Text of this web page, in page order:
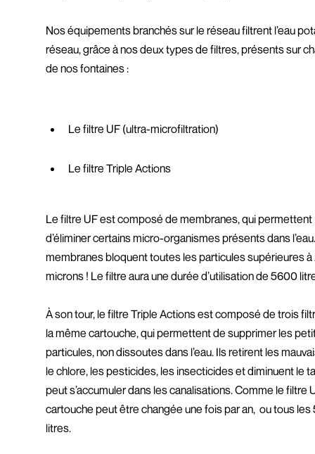
Nos équipements branchés sur le réseau filtrent l’eau
réseau, grâce à nos deux types de filtres, présents sur
de nos fontaines :
Le filtre UF (ultra-microfiltration)
Le filtre Triple Actions
Le filtre UF est composé de membranes, qui permettent
d’éliminer certains micro-organismes présents dans
membranes bloquent toutes les particules supérieures à
microns ! Le filtre aura une durée d’utilisation de 5600
À son tour, le filtre Triple Actions est composé de trois
la même cartouche, qui permettent de supprimer les
particules, non dissoutes dans l’eau. Ils retirent les
le chlore, les pesticides, les insecticides et diminuent le
peut s’accumuler dans les canalisations. Comme le filtre
cartouche peut être changée une fois par an, ou tous
litres.